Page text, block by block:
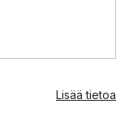
Lisää tietoa